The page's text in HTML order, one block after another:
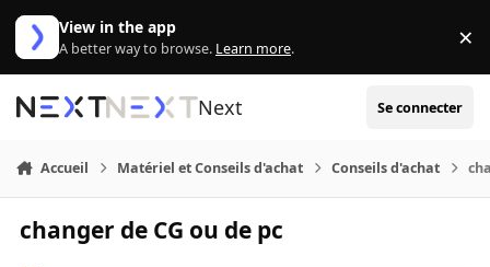
Aller au contenu
View in the app
A better way to browse. Learn more. ×
Next Se connecter
Accueil Matériel et Conseils d'achat Conseils d'achat
changer de CG ou de pc